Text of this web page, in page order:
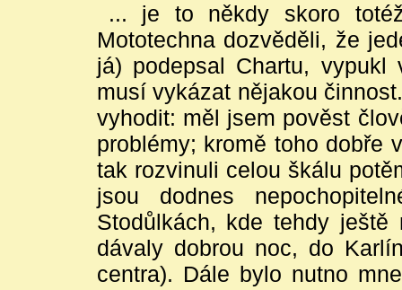
... je to někdy skoro
Mototechna dozvěděli, že
já) podepsal Chartu,
musí vykázat nějakou
vyhodit: měl jsem pověst
problémy; kromě toho dobře
tak rozvinuli celou škálu
jsou dodnes
Stodůlkách, kde tehdy
dávaly dobrou noc, do
centra). Dále bylo nutno